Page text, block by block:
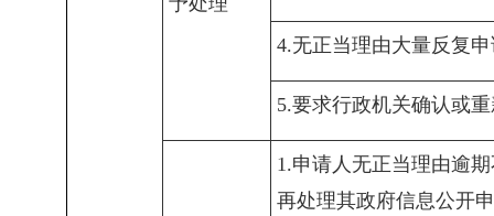
4.无正当理由大量反复
5.要求行政机关确认或
1.申请人无正当理由逾
再处理其政府信息公开